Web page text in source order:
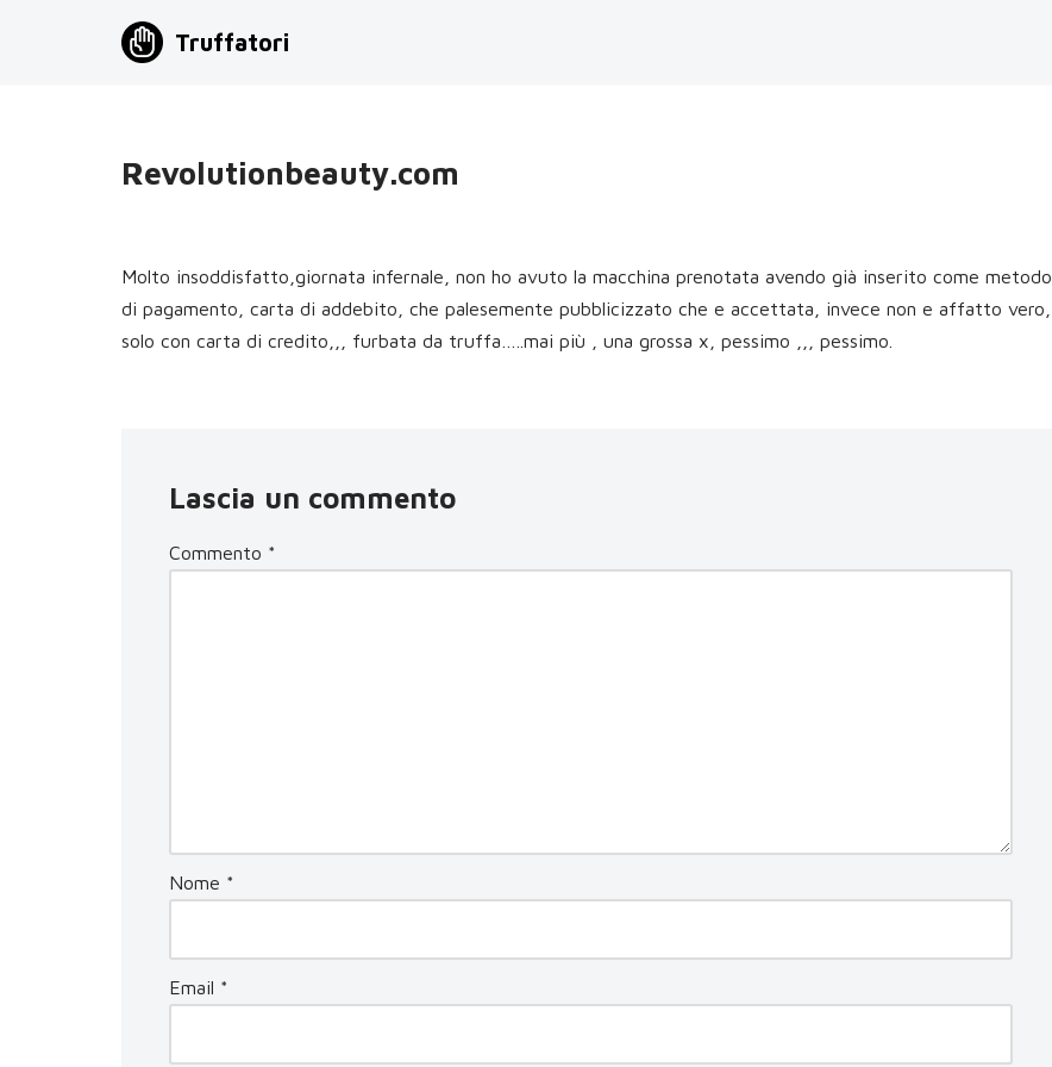
Truffatori
Revolutionbeauty.com
Molto insoddisfatto,giornata infernale, non ho avuto la macchina prenotata avendo già inserito come metodo
di pagamento, carta di addebito, che palesemente pubblicizzato che e accettata, invece non e affatto vero,
solo con carta di credito,,, furbata da truffa…..mai più , una grossa x, pessimo ,,, pessimo.
Lascia un commento
Commento *
Nome *
Email *